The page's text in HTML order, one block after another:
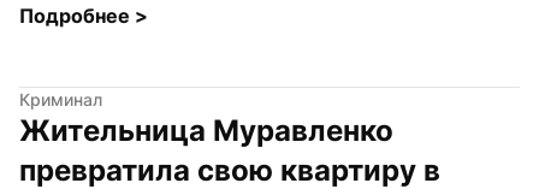
Подробнее >
Криминал
Жительница Муравленко
превратила свою квартиру в